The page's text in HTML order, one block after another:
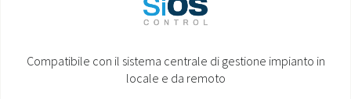
Compatibile con il sistema centrale di gestione impianto in
locale e da remoto